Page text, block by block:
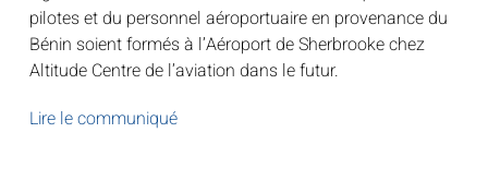
pilotes et du personnel aéroportuaire en provenance du
Bénin soient formés à l’Aéroport de Sherbrooke chez
Altitude Centre de l’aviation dans le futur.
Lire le communiqué